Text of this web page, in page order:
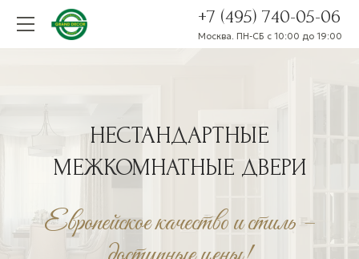
+7 (495) 740-05-06
Москва. ПН-СБ с 10:00 до 19:00
НЕСТАНДАРТНЫЕ
МЕЖКОМНАТНЫЕ ДВЕРИ
Европейское качество и стиль –